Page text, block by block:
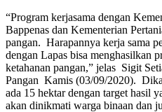
“Program kerjasama dengan
Bappenas dan Kementerian
pangan. Harapannya kerja sama
dengan Lapas bisa menghasilkan
ketahanan pangan,” jelas Sigit
Pangan Kamis (03/09/2020).
ada 15 hektar dengan target hasil
akan dinikmati warga binaan dan